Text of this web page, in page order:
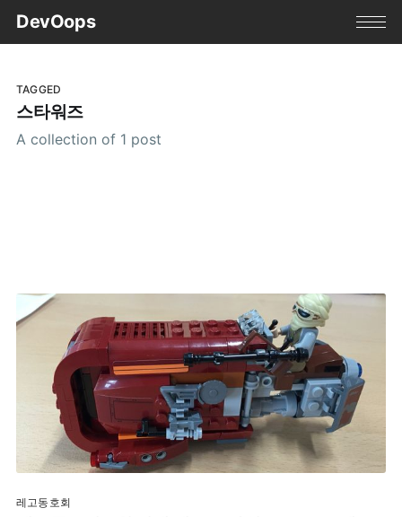
DevOops
TAGGED
스타워즈
A collection of 1 post
레고동호회